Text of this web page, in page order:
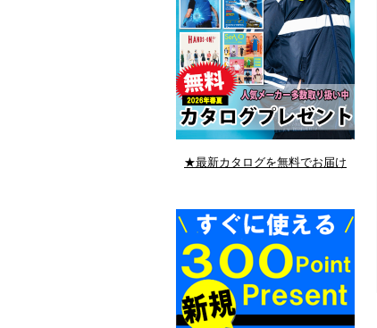
★最新カタログを無料でお届け